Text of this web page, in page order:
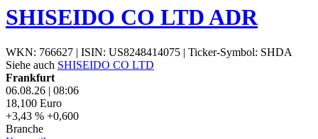
SHISEIDO CO LTD ADR
WKN: 766627 | ISIN: US8248414075 | Ticker-Symbol: SHDA
Siehe auch SHISEIDO CO LTD
Frankfurt
06.08.26 | 08:06
18,100 Euro
+3,43 % +0,600
Branche